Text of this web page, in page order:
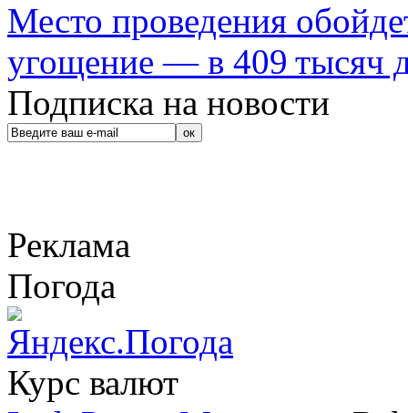
Место проведения
угощение — в 409 тысяч
Подписка на новости
Реклама
Погода
Курс валют